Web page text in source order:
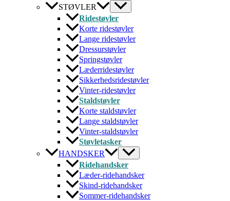
STØVLER
Ridestøvler
Korte ridestøvler
Lange ridestøvler
Dressurstøvler
Springstøvler
Læderridestøvler
Sikkerhedsridestøvler
Vinter-ridestøvler
Staldstøvler
Korte staldstøvler
Lange staldstøvler
Vinter-staldstøvler
Støvletasker
HANDSKER
Ridehandsker
Læder-ridehandsker
Skind-ridehandsker
Sommer-ridehandsker